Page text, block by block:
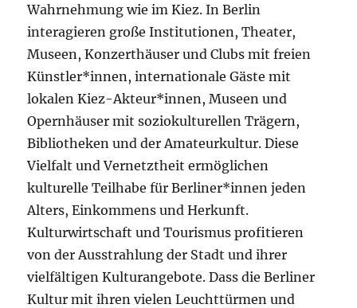
Wahrnehmung wie im Kiez. In Berlin
interagieren große Institutionen, Theater,
Museen, Konzerthäuser und Clubs mit freien
Künstler*innen, internationale Gäste mit
lokalen Kiez-Akteur*innen, Museen und
Opernhäuser mit soziokulturellen Trägern,
Bibliotheken und der Amateurkultur. Diese
Vielfalt und Vernetztheit ermöglichen
kulturelle Teilhabe für Berliner*innen jeden
Alters, Einkommens und Herkunft.
Kulturwirtschaft und Tourismus profitieren
von der Ausstrahlung der Stadt und ihrer
vielfältigen Kulturangebote. Dass die Berliner
Kultur mit ihren vielen Leuchttürmen und